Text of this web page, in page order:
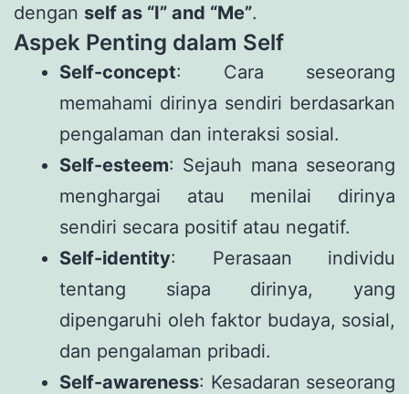
dengan self as “I” and “Me”.
Aspek Penting dalam Self
Self-concept: Cara seseorang
memahami dirinya sendiri berdasarkan
pengalaman dan interaksi sosial.
Self-esteem: Sejauh mana seseorang
menghargai atau menilai dirinya
sendiri secara positif atau negatif.
Self-identity: Perasaan individu
tentang siapa dirinya, yang
dipengaruhi oleh faktor budaya, sosial,
dan pengalaman pribadi.
Self-awareness: Kesadaran seseorang